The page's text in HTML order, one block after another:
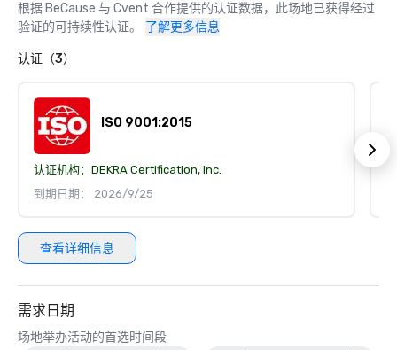
根据 BeCause 与 Cvent 合作提供的认证数据，此场地已获得经过
验证的可持续性认证。
了解更多信息
认证（3）
ISO 9001:2015
认证机构： DEKRA Certification, Inc.
到期日期： 2026/9/25
查看详细信息
需求日期
场地举办活动的首选时间段